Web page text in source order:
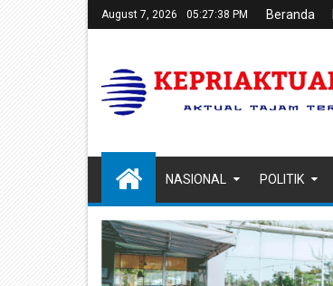
August 7, 2026 05:27:38 PM Beranda
NASIONAL POLITIK